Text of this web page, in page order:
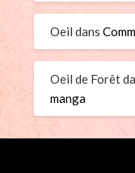
Oeil dans
Oeil de Forêt
manga